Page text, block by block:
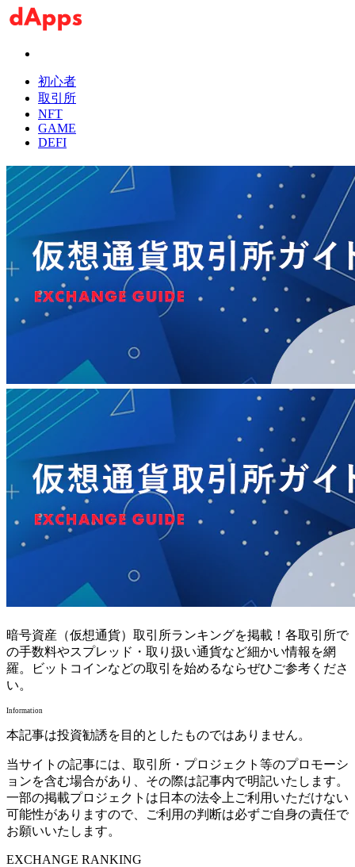
初心者
取引所
NFT
GAME
DEFI
暗号資産（仮想通貨）取引所ランキングを掲載！各取引所で
の手数料やスプレッド・取り扱い通貨など細かい情報を網
羅。ビットコインなどの取引を始めるならぜひご参考くださ
い。
Information
本記事は投資勧誘を目的としたものではありません。
当サイトの記事には、取引所・プロジェクト等のプロモーシ
ョンを含む場合があり、その際は記事内で明記いたします。
一部の掲載プロジェクトは日本の法令上ご利用いただけない
可能性がありますので、ご利用の判断は必ずご自身の責任で
お願いいたします。
EXCHANGE RANKING